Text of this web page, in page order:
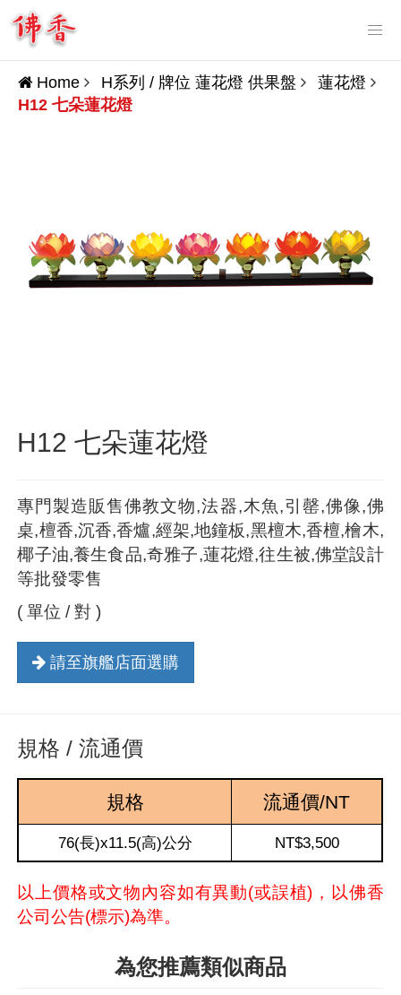
Home H系列 / 牌位 蓮花燈 供果盤
蓮花燈
H12 七朵蓮花燈
H12 七朵蓮花燈
專門製造販售佛教文物,法器,木魚,引罄,佛像,佛
桌,檀香,沉香,香爐,經架,地鐘板,黑檀木,香檀,檜木,
椰子油,養生食品,奇雅子,蓮花燈,往生被,佛堂設計
等批發零售
( 單位 / 對 )
請至旗艦店面選購
規格 / 流通價
規格 流通價/NT
76(長)x11.5(高)公分 NT$3,500
以上價格或文物內容如有異動(或誤植)，以佛香
公司公告(標示)為準。
為您推薦類似商品